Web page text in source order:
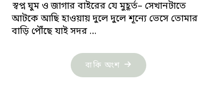
স্বপ্ন ঘুম ও জাগার বাইরের যে মুহূর্ত– সেখানটাতে
আটকে আছি হাওয়ায় দুলে দুলে শূন্যে ভেসে তোমার
বাড়ি পৌঁছে যাই সদর …
বাকি অংশ "অভ্র
আরিফের